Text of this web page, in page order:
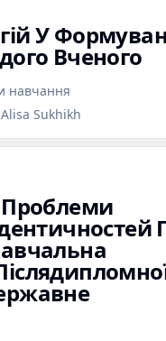
У
Вченого
навчання
Sukhikh
Проблеми